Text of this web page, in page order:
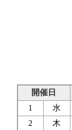
開催日
1
水
2
木